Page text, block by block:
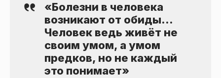
«Болезни в человека
возникают от обиды…
Человек ведь живёт не
своим умом, а умом
предков, но не каждый
это понимает»